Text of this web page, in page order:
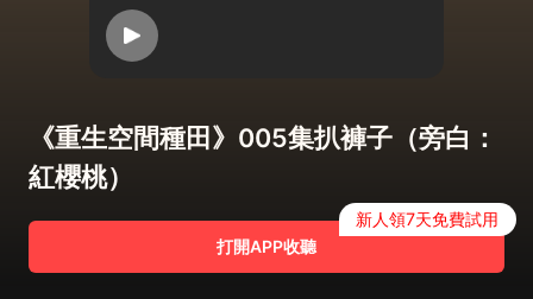
《重生空間種田》005集扒褲子（旁白：
紅櫻桃）
打開APP收聽
新人領7天免費試用